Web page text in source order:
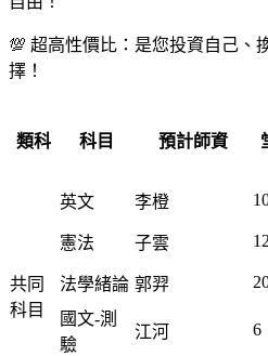
💯 超高性價比：是您投資自己、
擇！
類科 科目 預計師資
共同
科目
英文 李橙
憲法 子雲 12
法學緒論 郭羿
國文-測
驗
江河 6